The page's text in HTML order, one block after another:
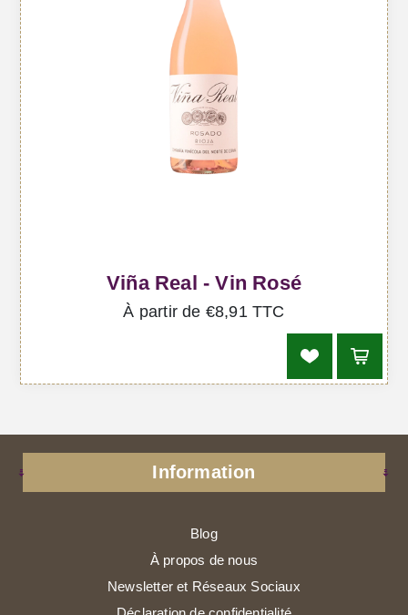
Viña Real - Vin Rosé
À partir de €8,91 TTC
Information
Blog
À propos de nous
Newsletter et Réseaux Sociaux